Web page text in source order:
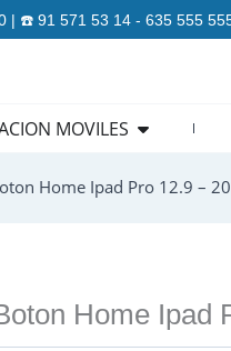
| ☎️ 91 571 53 14 - 635 555
MOVILES Open
Home Ipad Pro 12.9 –
Home Ipad